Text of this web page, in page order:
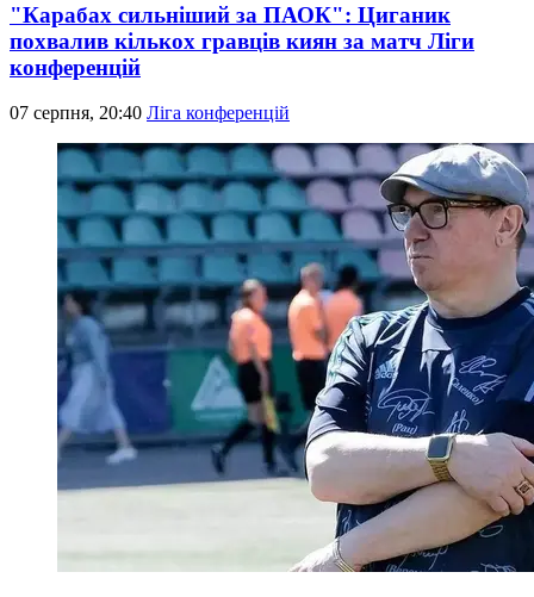
"Карабах сильніший за ПАОК": Циганик
похвалив кількох гравців киян за матч Ліги
конференцій
07 серпня, 20:40 Ліга конференцій